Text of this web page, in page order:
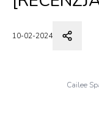
10-02-2024
Cailee